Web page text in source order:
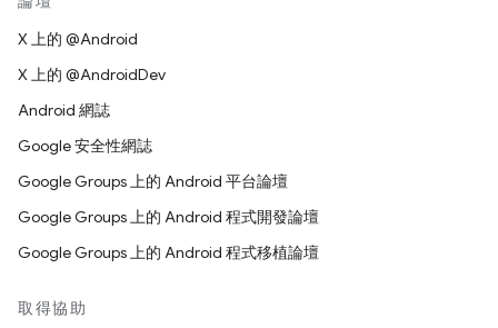
X 上的 @Android
X 上的 @AndroidDev
Android 網誌
Google 安全性網誌
Google Groups 上的 Android 平台論壇
Google Groups 上的 Android 程式開發論壇
Google Groups 上的 Android 程式移植論壇
取得協助